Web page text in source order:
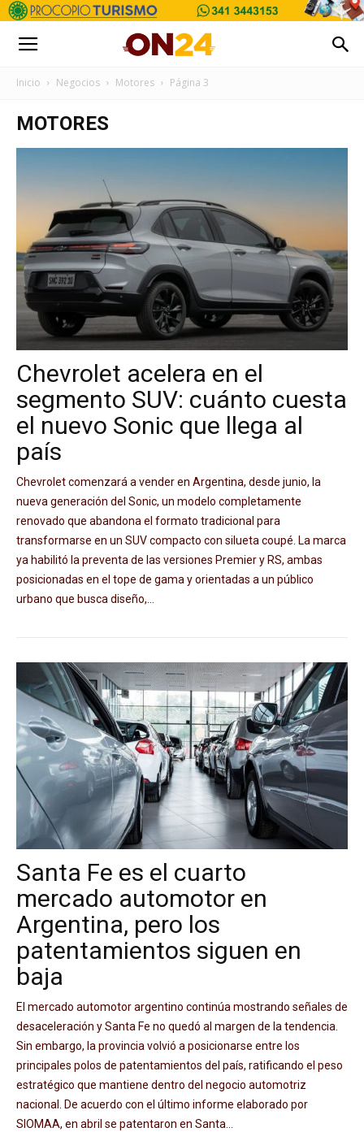
Inicio Negocios Motores Página 3
MOTORES
Chevrolet acelera en el
segmento SUV: cuánto cuesta
el nuevo Sonic que llega al
país
Chevrolet comenzará a vender en Argentina, desde junio, la
nueva generación del Sonic, un modelo completamente
renovado que abandona el formato tradicional para
transformarse en un SUV compacto con silueta coupé. La marca
ya habilitó la preventa de las versiones Premier y RS, ambas
posicionadas en el tope de gama y orientadas a un público
urbano que busca diseño,...
Santa Fe es el cuarto
mercado automotor en
Argentina, pero los
patentamientos siguen en
baja
El mercado automotor argentino continúa mostrando señales de
desaceleración y Santa Fe no quedó al margen de la tendencia.
Sin embargo, la provincia volvió a posicionarse entre los
principales polos de patentamientos del país, ratificando el peso
estratégico que mantiene dentro del negocio automotriz
nacional. De acuerdo con el último informe elaborado por
SIOMAA, en abril se patentaron en Santa...